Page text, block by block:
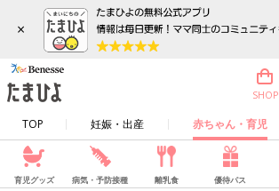
×
TOP 妊娠・出産 赤ちゃん・育児
SHOP
育児グッズ 病気・予防接種 離乳食 優待パス